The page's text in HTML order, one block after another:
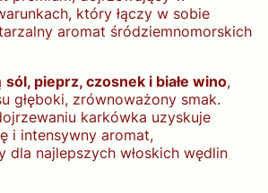
który łączy w sobie
aromat śródziemnomorskich
sól, pieprz, czosnek i białe wino,
głęboki, zrównoważony smak.
karkówka uzyskuje
i intensywny aromat,
dla najlepszych włoskich wędlin